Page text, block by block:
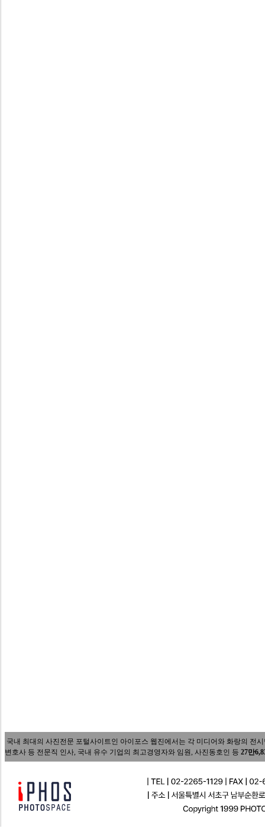
국내 최대의 사진전문 포털사이트인 아이포스 웹진에서는 각 미디어와 화랑의 전
변호사 등 전문직 인사, 국내 유수 기업의 최고경영자와 임원, 사진동호인 등 27만